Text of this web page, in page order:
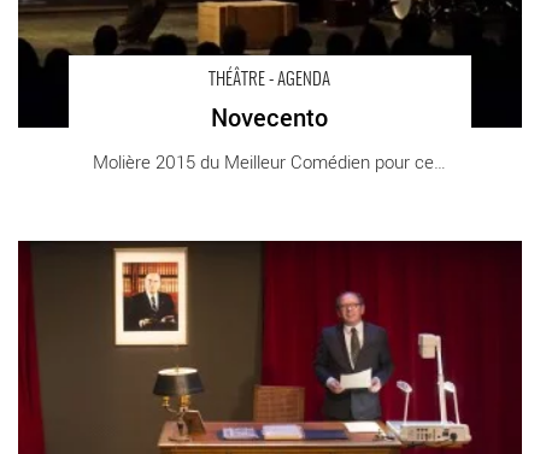
THÉÂTRE - AGENDA
Novecento
Molière 2015 du Meilleur Comédien pour ce [...]
Moi et François Mitterrand - Critique sortie Théâtre Paris
Théâtre du Rond-Point